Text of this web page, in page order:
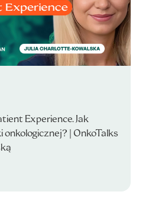
Experience. Jak
| OnkoTalks